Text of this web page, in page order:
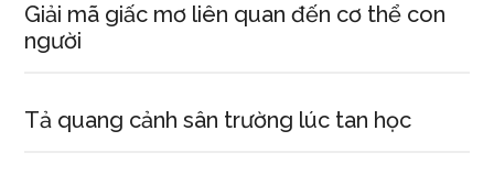
Giải mã giấc mơ liên quan đến cơ thể con
người
Tả quang cảnh sân trường lúc tan học